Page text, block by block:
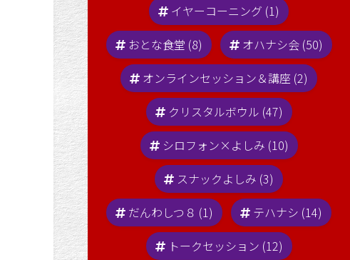
イヤーコーニング (1)
おとな食堂 (8)
オハナシ会 (50)
オンラインセッション＆講座 (2)
クリスタルボウル (47)
シロフォン×よしみ (10)
スナックよしみ (3)
だんわしつ８ (1)
テハナシ (14)
トークセッション (12)